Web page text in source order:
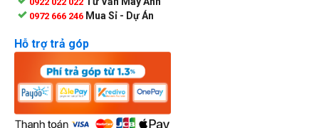
0972 666 246 Mua Sỉ - Dự Án
Hỗ trợ trả góp